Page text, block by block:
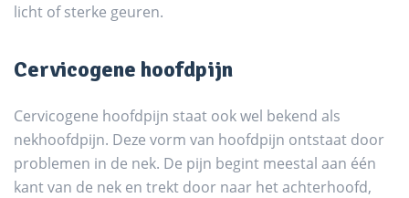
licht of sterke geuren.
Cervicogene hoofdpijn
Cervicogene hoofdpijn staat ook wel bekend als
nekhoofdpijn. Deze vorm van hoofdpijn ontstaat door
problemen in de nek. De pijn begint meestal aan één
kant van de nek en trekt door naar het achterhoofd,